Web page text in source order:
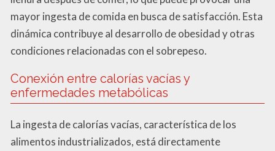
mayor ingesta de comida en busca de satisfacción. Esta
dinámica contribuye al desarrollo de obesidad y otras
condiciones relacionadas con el sobrepeso.
Conexión entre calorías vacías y
enfermedades metabólicas
La ingesta de calorías vacías, característica de los
alimentos industrializados, está directamente